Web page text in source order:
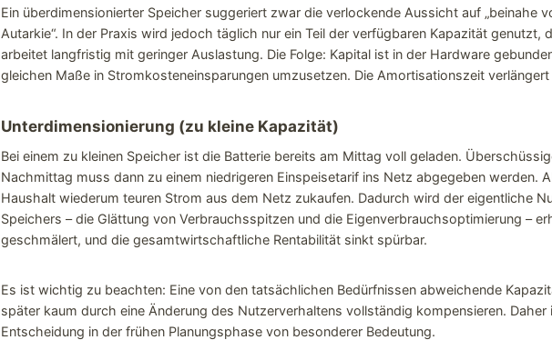
Ein überdimensionierter Speicher suggeriert zwar die verlockende Aussicht auf „beinahe
Autarkie“. In der Praxis wird jedoch täglich nur ein Teil der verfügbaren Kapazität genutzt,
arbeitet langfristig mit geringer Auslastung. Die Folge: Kapital ist in der Hardware
gleichen Maße in Stromkosteneinsparungen umzusetzen. Die Amortisationszeit
Unterdimensionierung (zu kleine Kapazität)
Bei einem zu kleinen Speicher ist die Batterie bereits am Mittag voll geladen.
Nachmittag muss dann zu einem niedrigeren Einspeisetarif ins Netz abgegeben werden.
Haushalt wiederum teuren Strom aus dem Netz zukaufen. Dadurch wird der eigentliche
Speichers – die Glättung von Verbrauchsspitzen und die Eigenverbrauchsoptimierung –
geschmälert, und die gesamtwirtschaftliche Rentabilität sinkt spürbar.
Es ist wichtig zu beachten: Eine von den tatsächlichen Bedürfnissen abweichende
später kaum durch eine Änderung des Nutzerverhaltens vollständig kompensieren. Daher
Entscheidung in der frühen Planungsphase von besonderer Bedeutung.